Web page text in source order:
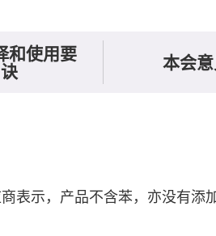
和使用要
诀 本会
表示，产品不含苯，亦没有添